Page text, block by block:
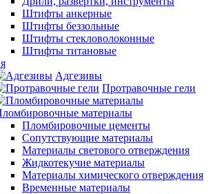
Штифты анкерные
Штифты беззольные
Штифты стекловолоконные
Штифты титановые
Адгезивы
Протравочные гели
материалы
Пломбировочные цементы
Сопутствующие материалы
Материалы светового отверждения
Жидкотекучие материалы
Материалы химического отверждения
Временные материалы